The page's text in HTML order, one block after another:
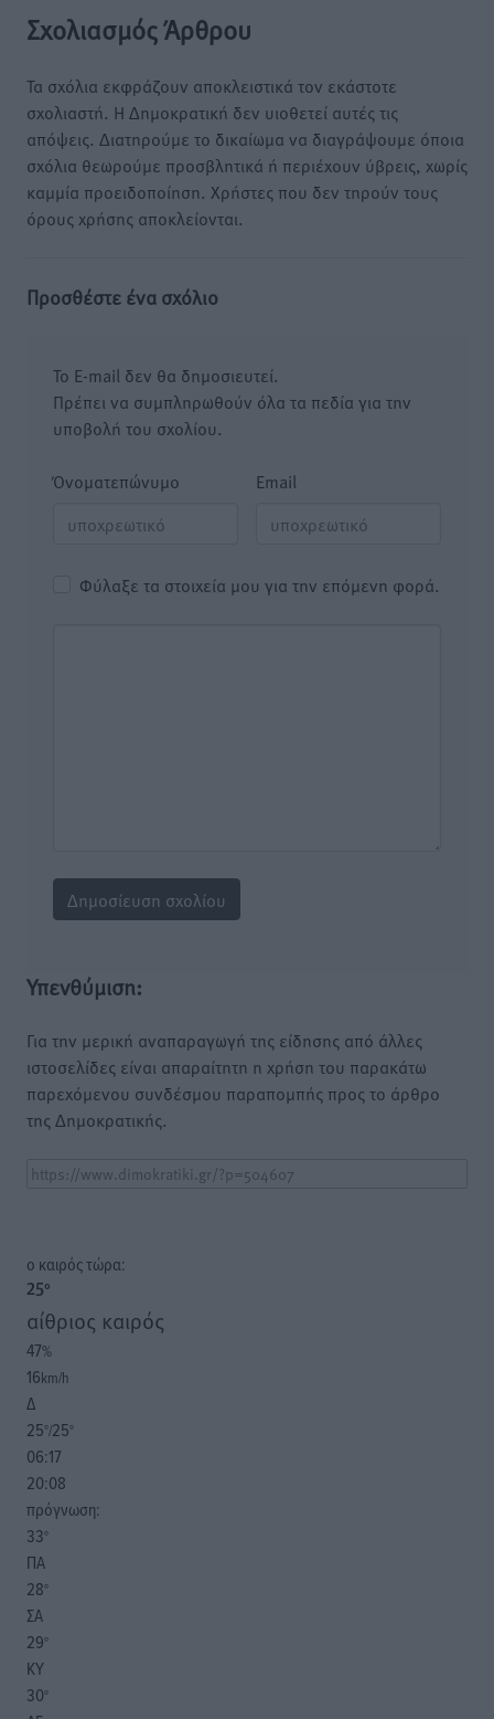
Σχολιασμός Άρθρου
Τα σχόλια εκφράζουν αποκλειστικά τον εκάστοτε
σχολιαστή. Η Δημοκρατική δεν υιοθετεί αυτές τις
απόψεις. Διατηρούμε το δικαίωμα να διαγράψουμε όποια
σχόλια θεωρούμε προσβλητικά ή περιέχουν ύβρεις, χωρίς
καμμία προειδοποίηση. Χρήστες που δεν τηρούν τους
όρους χρήσης αποκλείονται.
Προσθέστε ένα σχόλιο
Το E-mail δεν θα δημοσιευτεί.
Πρέπει να συμπληρωθούν όλα τα πεδία για την
υποβολή του σχολίου.
Όνοματεπώνυμο Email
Φύλαξε τα στοιχεία μου για την επόμενη φορά.
Υπενθύμιση:
Για την μερική αναπαραγωγή της είδησης από άλλες
ιστοσελίδες είναι απαραίτητη η χρήση του παρακάτω
παρεχόμενου συνδέσμου παραπομπής προς το άρθρο
της Δημοκρατικής.
o καιρός τώρα:
25°
αίθριος καιρός
47%
16km/h
Δ
25°/25°
06:17
20:08
πρόγνωση:
33°
ΠΑ
28°
ΣΑ
29°
ΚΥ
30°